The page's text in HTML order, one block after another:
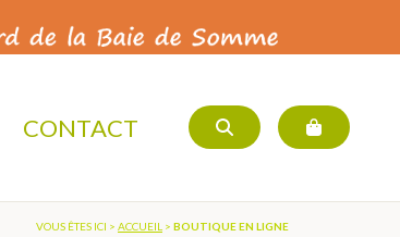
CONTACT
VOUS ÊTES ICI > ACCUEIL > BOUTIQUE EN LIGNE